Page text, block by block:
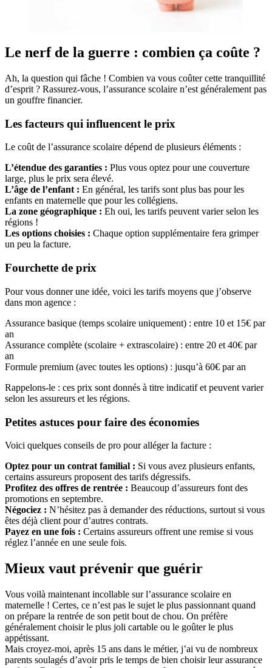
Le nerf de la guerre : combien ça coûte ?
Ah, la question qui fâche ! Combien va vous coûter cette tranquillité
d’esprit ? Rassurez-vous, l’assurance scolaire n’est généralement pas
un gouffre financier.
Les facteurs qui influencent le prix
Le coût de l’assurance scolaire dépend de plusieurs éléments :
L’étendue des garanties : Plus vous optez pour une couverture
large, plus le prix sera élevé.
L’âge de l’enfant : En général, les tarifs sont plus bas pour les
enfants en maternelle que pour les collégiens.
La zone géographique : Eh oui, les tarifs peuvent varier selon les
régions !
Les options choisies : Chaque option supplémentaire fera grimper
un peu la facture.
Fourchette de prix
Pour vous donner une idée, voici les tarifs moyens que j’observe
dans mon agence :
Assurance basique (temps scolaire uniquement) : entre 10 et 15€ par
an
Assurance complète (scolaire + extrascolaire) : entre 20 et 40€ par
an
Formule premium (avec toutes les options) : jusqu’à 60€ par an
Rappelons-le : ces prix sont donnés à titre indicatif et peuvent varier
selon les assureurs et les régions.
Petites astuces pour faire des économies
Voici quelques conseils de pro pour alléger la facture :
Optez pour un contrat familial : Si vous avez plusieurs enfants,
certains assureurs proposent des tarifs dégressifs.
Profitez des offres de rentrée : Beaucoup d’assureurs font des
promotions en septembre.
Négociez : N’hésitez pas à demander des réductions, surtout si vous
êtes déjà client pour d’autres contrats.
Payez en une fois : Certains assureurs offrent une remise si vous
réglez l’année en une seule fois.
Mieux vaut prévenir que guérir
Vous voilà maintenant incollable sur l’assurance scolaire en
maternelle ! Certes, ce n’est pas le sujet le plus passionnant quand
on prépare la rentrée de son petit bout de chou. On préfère
généralement choisir le plus joli cartable ou le goûter le plus
appétissant.
Mais croyez-moi, après 15 ans dans le métier, j’ai vu de nombreux
parents soulagés d’avoir pris le temps de bien choisir leur assurance